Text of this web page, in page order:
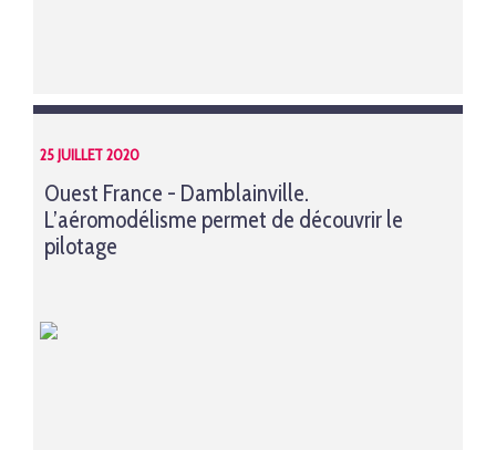
25 JUILLET 2020
Ouest France - Damblainville.
L’aéromodélisme permet de découvrir le
pilotage